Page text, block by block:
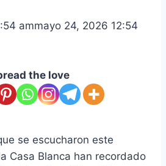
ammayo 24, 2026 12:54
the love
se escucharon este
Casa Blanca han recordado